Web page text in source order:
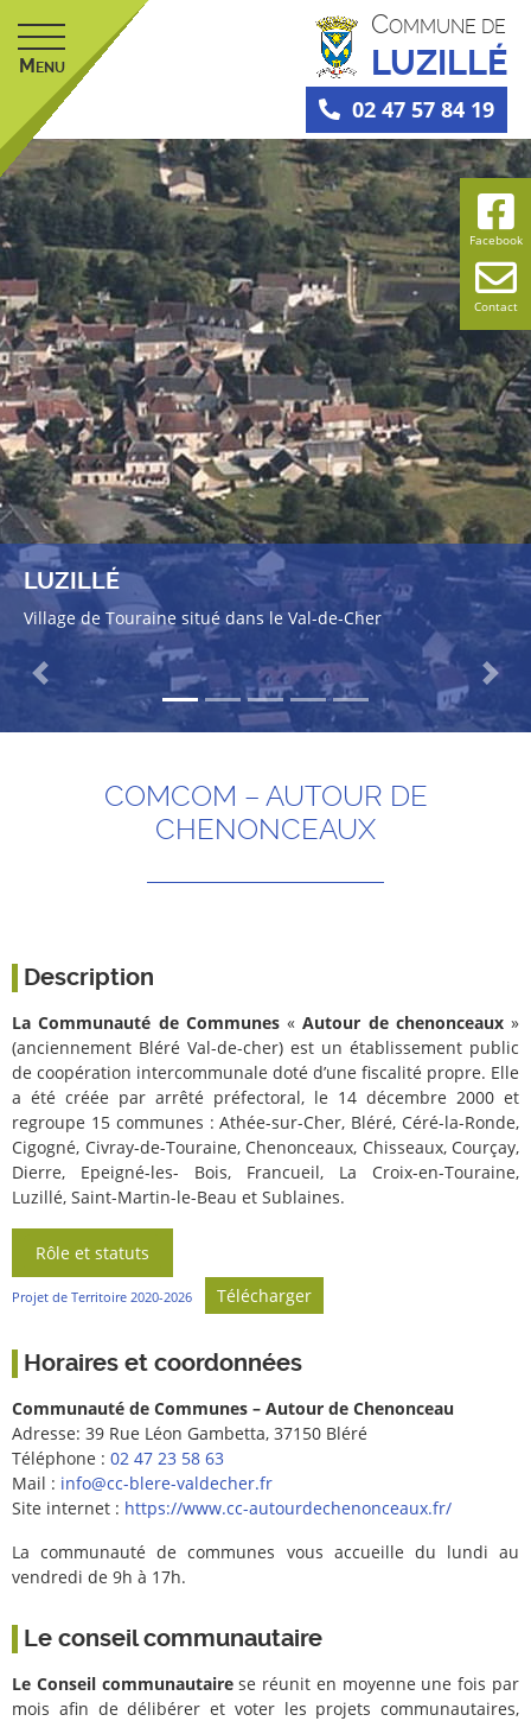
Facebook
Contact
M ENU
COMMUNE DE
LUZILLÉ
02 47 57 84 19
LUZILLÉ
Village de Touraine situé dans le Val-de-Cher
Previous Next
COMCOM – AUTOUR DE
CHENONCEAUX
Description
La Communauté de Communes «Autour de chenonceaux»
(anciennement Bléré Val-de-cher) est un établissement public
de coopération intercommunale doté d’une fiscalité propre. Elle
a été créée par arrêté préfectoral, le 14 décembre 2000 et
regroupe 15 communes : Athée-sur-Cher, Bléré, Céré-la-Ronde,
Cigogné, Civray-de-Touraine, Chenonceaux, Chisseaux, Courçay,
Dierre, Epeigné-les- Bois, Francueil, La Croix-en-Touraine,
Luzillé, Saint-Martin-le-Beau et Sublaines.
Rôle et statuts
Projet de Territoire 2020-2026 Télécharger
Horaires et coordonnées
Communauté de Communes – Autour de Chenonceau
Adresse: 39 Rue Léon Gambetta, 37150 Bléré
Téléphone : 02 47 23 58 63
Mail : info@cc-blere-valdecher.fr
Site internet : https://www.cc-autourdechenonceaux.fr/
La communauté de communes vous accueille du lundi au
vendredi de 9h à 17h.
Le conseil communautaire
Le Conseil communautairese réunit en moyenne une fois par
mois afin de délibérer et voter les projets communautaires,